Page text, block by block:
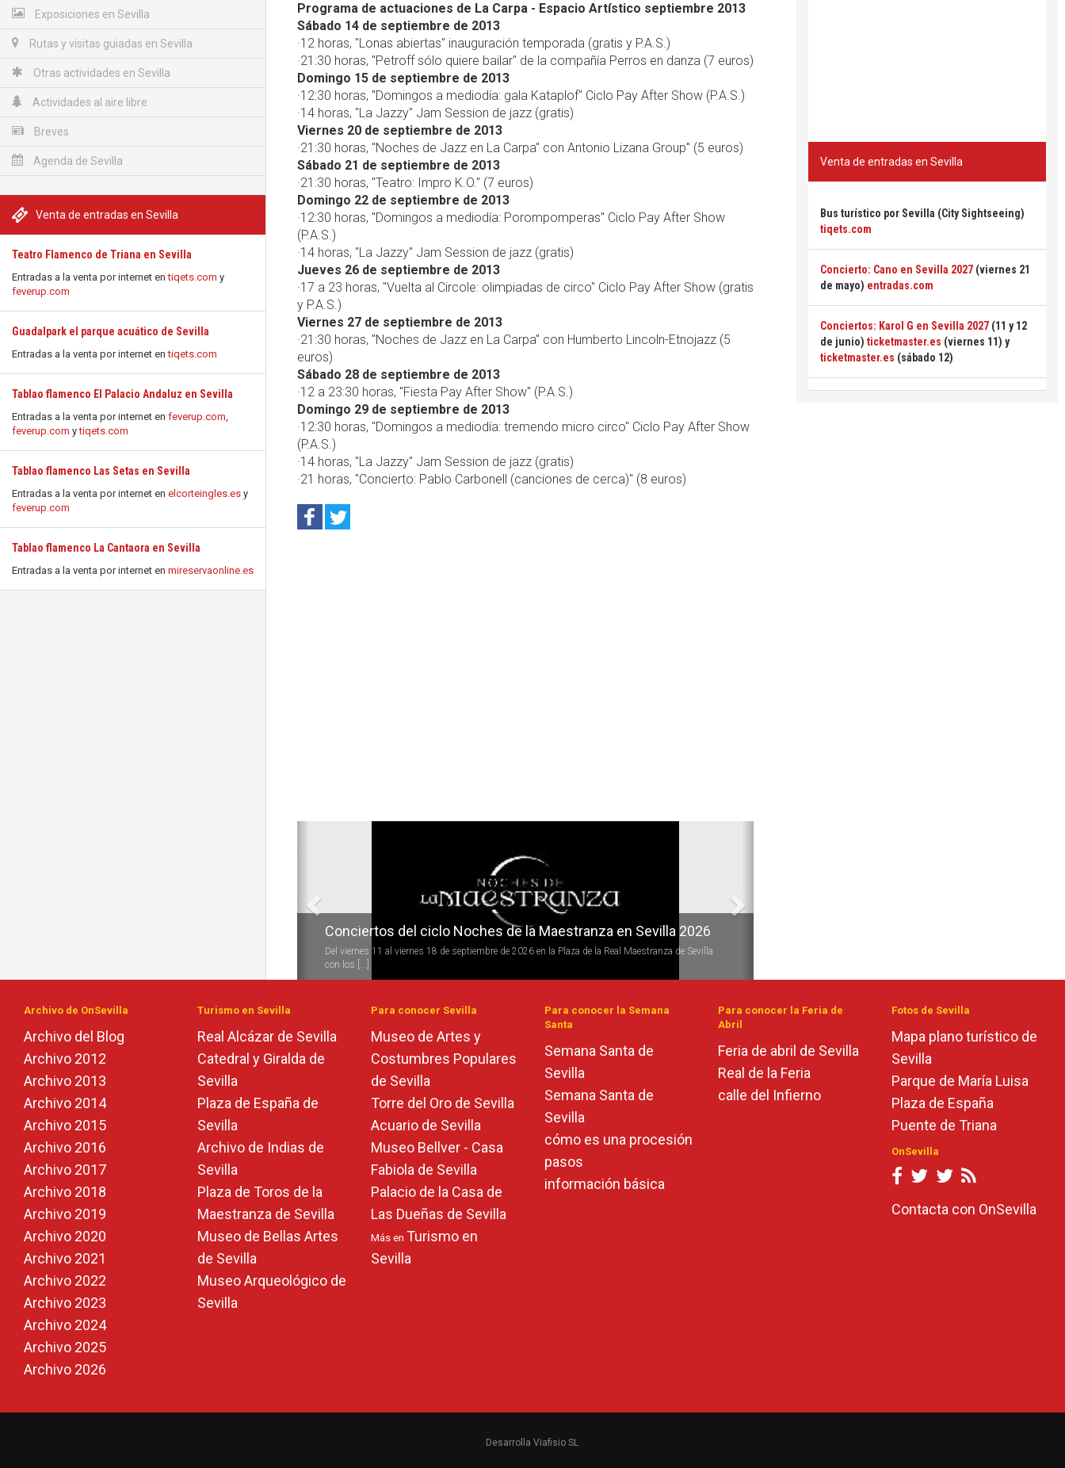
Exposiciones en Sevilla
Rutas y visitas guiadas en Sevilla
Otras actividades en Sevilla
Actividades al aire libre
Breves
Agenda de Sevilla
Venta de entradas en Sevilla
Teatro Flamenco de Triana en Sevilla
Entradas a la venta por internet entiqets.com y
feverup.com
Guadalpark el parque acuático de Sevilla
Entradas a la venta por internet entiqets.com
Tablao flamenco El Palacio Andaluz en Sevilla
Entradas a la venta por internet en feverup.com,
feverup.com ytiqets.com
Tablao flamenco Las Setas en Sevilla
Entradas a la venta por internet en elcorteingles.es y
feverup.com
Tablao flamenco La Cantaora en Sevilla
Entradas a la venta por internet en mireservaonline.es
Programa de actuaciones de La Carpa - Espacio Artístico septiembre 2013
Sábado 14 de septiembre de 2013
·12 horas, "Lonas abiertas" inauguración temporada (gratis y P.A.S.)
·21:30 horas, "Petroff sólo quiere bailar" de la compañía Perros en danza (7 euros)
Domingo 15 de septiembre de 2013
·12:30 horas, "Domingos a mediodía: gala Kataplof" Ciclo Pay After Show (P.A.S.)
·14 horas, "La Jazzy" Jam Session de jazz (gratis)
Viernes 20 de septiembre de 2013
·21:30 horas, "Noches de Jazz en La Carpa" con Antonio Lizana Group" (5 euros)
Sábado 21 de septiembre de 2013
·21:30 horas, "Teatro: Impro K.O." (7 euros)
Domingo 22 de septiembre de 2013
·12:30 horas, "Domingos a mediodía: Porompomperas" Ciclo Pay After Show
(P.A.S.)
·14 horas, "La Jazzy" Jam Session de jazz (gratis)
Jueves 26 de septiembre de 2013
·17 a 23 horas, "Vuelta al Circole: olimpiadas de circo" Ciclo Pay After Show (gratis
y P.A.S.)
Viernes 27 de septiembre de 2013
·21:30 horas, "Noches de Jazz en La Carpa" con Humberto Lincoln-Etnojazz (5
euros)
Sábado 28 de septiembre de 2013
·12 a 23:30 horas, "Fiesta Pay After Show" (P.A.S.)
Domingo 29 de septiembre de 2013
·12:30 horas, "Domingos a mediodía: tremendo micro circo" Ciclo Pay After Show
(P.A.S.)
·14 horas, "La Jazzy" Jam Session de jazz (gratis)
·21 horas, "Concierto: Pablo Carbonell (canciones de cerca)" (8 euros)
Conciertos del ciclo Noches de la Maestranza en Sevilla 2026
Del viernes 11 al viernes 18 de septiembre de 2026 en la Plaza de la Real Maestranza de Sevilla
con los [...]
Venta de entradas en Sevilla
Bus turístico por Sevilla (City Sightseeing)
tiqets.com
Concierto: Cano en Sevilla 2027 (viernes 21
de mayo) entradas.com
Conciertos: Karol G en Sevilla 2027 (11 y 12
de junio) ticketmaster.es (viernes 11) y
ticketmaster.es (sábado 12)
Archivo de OnSevilla
Archivo del Blog
Archivo 2012
Archivo 2013
Archivo 2014
Archivo 2015
Archivo 2016
Archivo 2017
Archivo 2018
Archivo 2019
Archivo 2020
Archivo 2021
Archivo 2022
Archivo 2023
Archivo 2024
Archivo 2025
Archivo 2026
Turismo en Sevilla
Real Alcázar de Sevilla
Catedral y Giralda de
Sevilla
Plaza de España de
Sevilla
Archivo de Indias de
Sevilla
Plaza de Toros de la
Maestranza de Sevilla
Museo de Bellas Artes
de Sevilla
Museo Arqueológico de
Sevilla
Para conocer Sevilla
Museo de Artes y
Costumbres Populares
de Sevilla
Torre del Oro de Sevilla
Acuario de Sevilla
Museo Bellver - Casa
Fabiola de Sevilla
Palacio de la Casa de
Las Dueñas de Sevilla
Más en Turismo en
Sevilla
Para conocer la Semana
Santa
Semana Santa de
Sevilla
Semana Santa de
Sevilla
cómo es una procesión
pasos
información básica
Para conocer la Feria de
Abril
Feria de abril de Sevilla
Real de la Feria
calle del Infierno
Fotos de Sevilla
Mapa plano turístico de
Sevilla
Parque de María Luisa
Plaza de España
Puente de Triana
OnSevilla
Contacta con OnSevilla
Desarrolla Viafisio SL